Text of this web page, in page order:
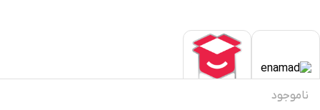
ناموجود
هدف تیم نیوان فراتر از ارائه پوشاک با کیفیت است؛ ما به ساختن ارتباطی
پایدار و مبتنی بر اعتماد با شما عزیزان می‌اندیشیم و برای جلب رضایت شما به
طور مداوم در تلاش هستیم